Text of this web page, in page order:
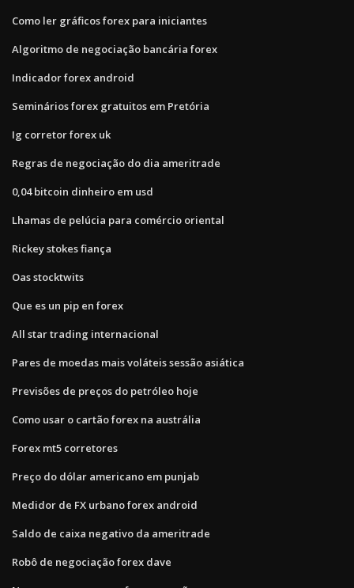
Como ler gráficos forex para iniciantes
Algoritmo de negociação bancária forex
Indicador forex android
Seminários forex gratuitos em Pretória
Ig corretor forex uk
Regras de negociação do dia ameritrade
0,04 bitcoin dinheiro em usd
Lhamas de pelúcia para comércio oriental
Rickey stokes fiança
Oas stocktwits
Que es un pip en forex
All star trading internacional
Pares de moedas mais voláteis sessão asiática
Previsões de preços do petróleo hoje
Como usar o cartão forex na austrália
Forex mt5 corretores
Preço do dólar americano em punjab
Medidor de FX urbano forex android
Saldo de caixa negativo da ameritrade
Robô de negociação forex dave